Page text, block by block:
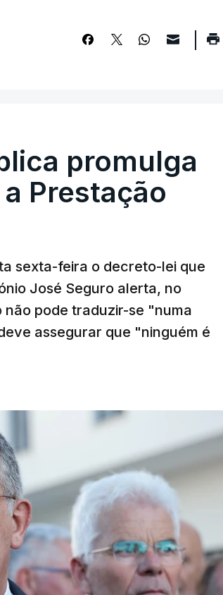
promulga
Prestação
sexta-feira o decreto-lei que
José Seguro alerta, no
pode traduzir-se "numa
assegurar que "ninguém é